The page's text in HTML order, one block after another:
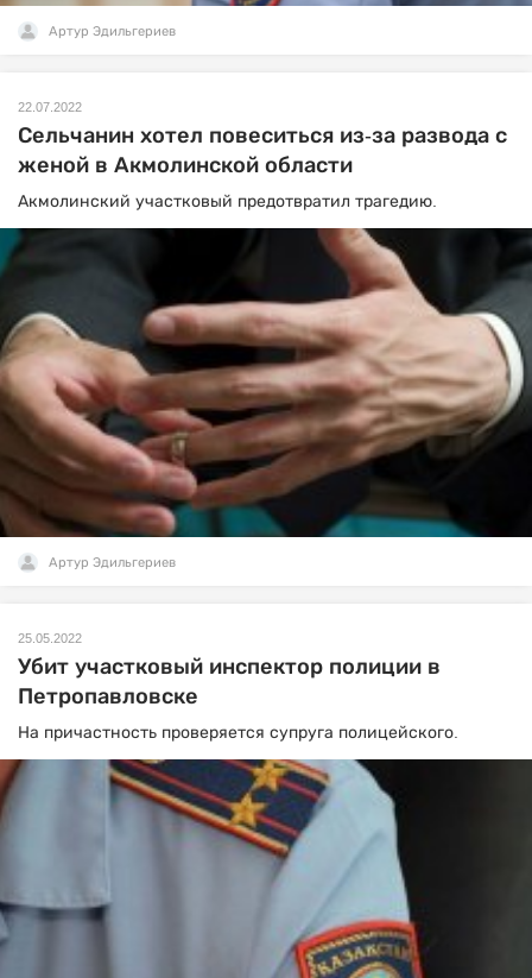
Артур Эдильгериев
22.07.2022
Сельчанин хотел повеситься из-за развода с
женой в Акмолинской области
Акмолинский участковый предотвратил трагедию.
Артур Эдильгериев
25.05.2022
Убит участковый инспектор полиции в
Петропавловске
На причастность проверяется супруга полицейского.